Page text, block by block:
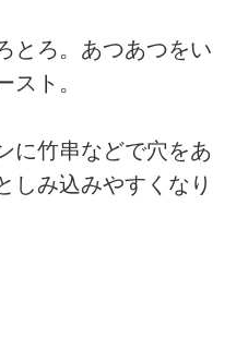
とろ。あつあつをい
スト。
に竹串などで穴をあ
しみ込みやすくなり